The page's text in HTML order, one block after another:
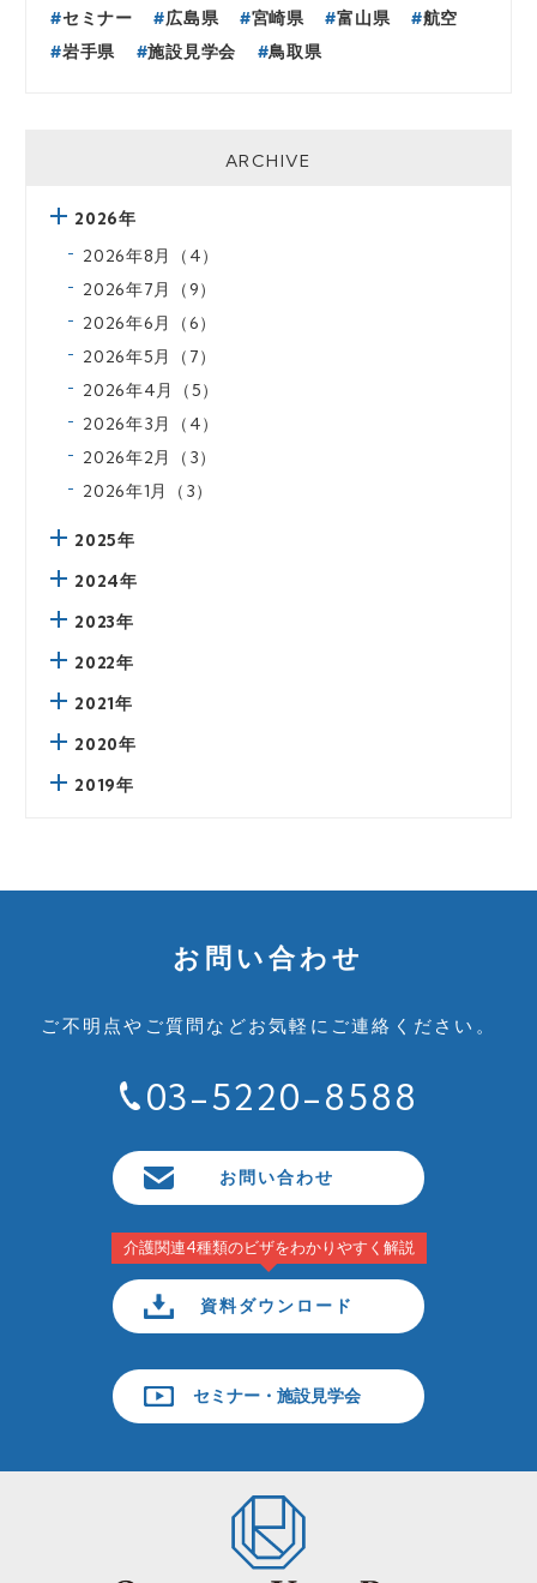
セミナー 広島県 宮崎県 富山県
航空
岩手県
施設見学会 鳥取県
ARCHIVE
2026年
2026年8月（4）
2026年7月（9）
2026年6月（6）
2026年5月（7）
2026年4月（5）
2026年3月（4）
2026年2月（3）
2026年1月（3）
2025年
2024年
2023年
2022年
2021年
2020年
2019年
お問い合わせ
ご不明点やご質問などお気軽にご連絡ください。
03-5220-8588
お問い合わせ
介護関連4種類のビザをわかりやすく解説
資料ダウンロード
セミナー・施設見学会